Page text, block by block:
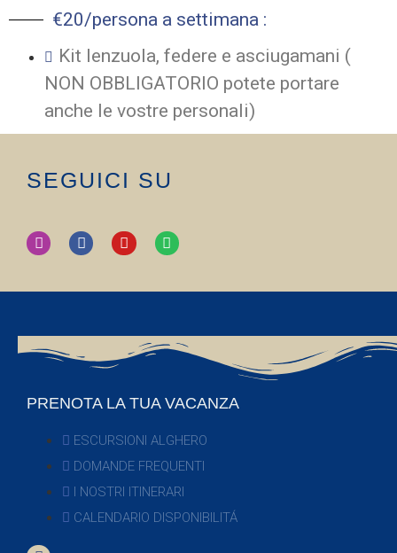
€20/persona a settimana :
Kit lenzuola, federe e asciugamani (
NON OBBLIGATORIO potete portare
anche le vostre personali)
SEGUICI SU
PRENOTA LA TUA VACANZA
ESCURSIONI ALGHERO
DOMANDE FREQUENTI
I NOSTRI ITINERARI
CALENDARIO DISPONIBILITÁ